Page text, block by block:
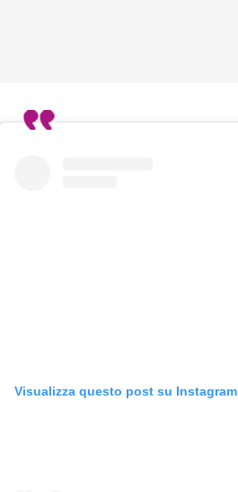
Visualizza questo post su Instagram